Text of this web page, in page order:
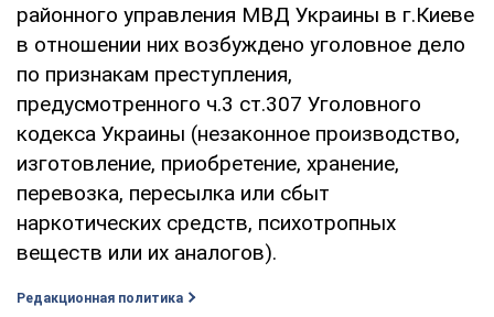
районного управления МВД Украины в г.Киеве
в отношении них возбуждено уголовное дело
по признакам преступления,
предусмотренного ч.3 ст.307 Уголовного
кодекса Украины (незаконное производство,
изготовление, приобретение, хранение,
перевозка, пересылка или сбыт
наркотических средств, психотропных
веществ или их аналогов).
Редакционная политика